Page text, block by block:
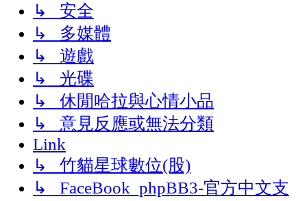
↳ 安全
↳ 多媒體
↳ 遊戲
↳ 光碟
↳ 休閒哈拉與心情小品
↳ 意見反應或無法分類
Link
↳ 竹貓星球數位(股)
↳ FaceBook_phpBB3-官方中文支